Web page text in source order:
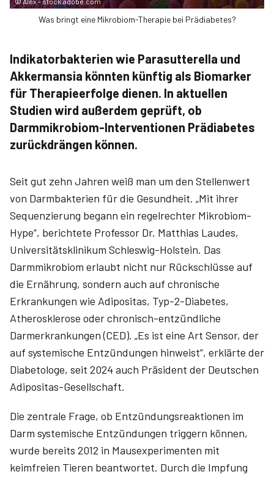
Was bringt eine Mikrobiom-Therapie bei Prädiabetes?
Indikatorbakterien wie Parasutterella und
Akkermansia könnten künftig als Biomarker
für Therapieerfolge dienen. In aktuellen
Studien wird außerdem geprüft, ob
Darmmikrobiom-Interventionen Prädiabetes
zurückdrängen können.
Seit gut zehn Jahren weiß man um den Stellenwert
von Darmbakterien für die Gesundheit. „Mit ihrer
Sequenzierung begann ein regelrechter Mikrobiom-
Hype“, berichtete Professor Dr. Matthias Laudes,
Universitätsklinikum Schleswig-Holstein. Das
Darmmikrobiom erlaubt nicht nur Rückschlüsse auf
die Ernährung, sondern auch auf chronische
Erkrankungen wie Adipositas, Typ-2-Diabetes,
Atherosklerose oder chronisch-entzündliche
Darmerkrankungen (CED). „Es ist eine Art Sensor, der
auf systemische Entzündungen hinweist“, erklärte der
Diabetologe, seit 2024 auch Präsident der Deutschen
Adipositas-Gesellschaft.
Die zentrale Frage, ob Entzündungsreaktionen im
Darm systemische Entzündungen triggern können,
wurde bereits 2012 in Mausexperimenten mit
keimfreien Tieren beantwortet. Durch die Impfung